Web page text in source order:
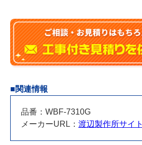
■関連情報
品番：WBF-7310G
メーカーURL： 渡辺製作所サイト